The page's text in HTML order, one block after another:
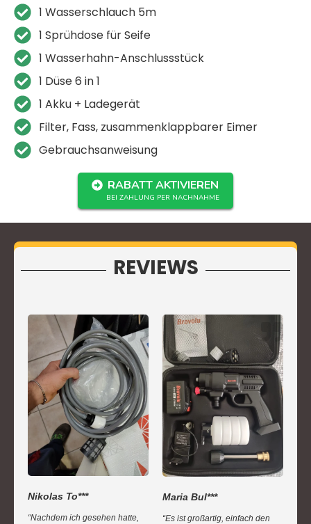
1 Wasserschlauch 5m
1 Sprühdose für Seife
1 Wasserhahn-Anschlussstück
1 Düse 6 in 1
1 Akku + Ladegerät
Filter, Fass, zusammenklappbarer Eimer
Gebrauchsanweisung
RABATT AKTIVIEREN
BEI ZAHLUNG PER NACHNAHME
REVIEWS
Nikolas To***
“Nachdem ich gesehen hatte,
Maria Bul***
“Es ist großartig, einfach den